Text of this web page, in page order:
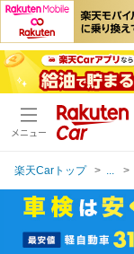
メニュー
楽天Carトップ